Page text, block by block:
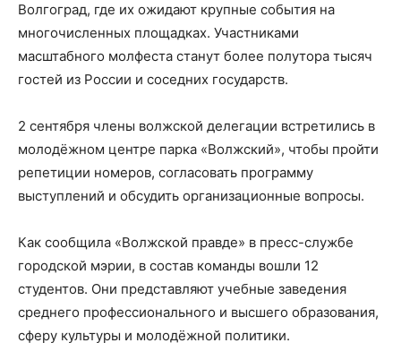
Волгоград, где их ожидают крупные события на
многочисленных площадках. Участниками
масштабного молфеста станут более полутора тысяч
гостей из России и соседних государств.
2 сентября члены волжской делегации встретились в
молодёжном центре парка «Волжский», чтобы пройти
репетиции номеров, согласовать программу
выступлений и обсудить организационные вопросы.
Как сообщила «Волжской правде» в пресс-службе
городской мэрии, в состав команды вошли 12
студентов. Они представляют учебные заведения
среднего профессионального и высшего образования,
сферу культуры и молодёжной политики.